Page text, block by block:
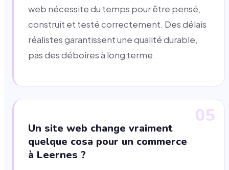
web nécessite du temps pour être pensé,
construit et testé correctement. Des délais
réalistes garantissent une qualité durable,
pas des déboires à long terme.
05
Un site web change vraiment
quelque cosa pour un commerce
à Leernes ?